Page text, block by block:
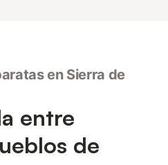
en Sierra de
entre
de